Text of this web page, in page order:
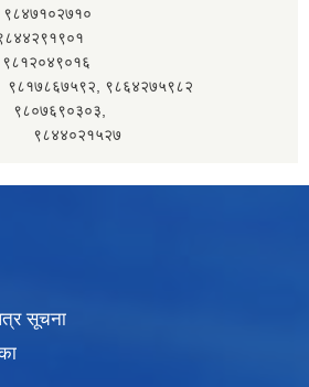
९८१२०४९०१६
९८१७८६७५९२, ९८६४२७५९८२
सूचना